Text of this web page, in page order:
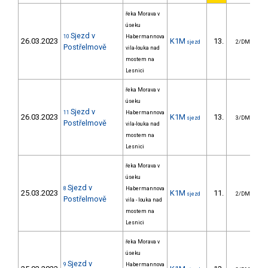
26.03.2023 10 Sjezd v
Postřelmově
řeka Morava v
úseku
Habermannova
vila-louka nad
mostem na
Lesnici
K1M sjezd 13. 2/DM
26.03.2023 11 Sjezd v
Postřelmově
řeka Morava v
úseku
Habermannova
vila-louka nad
mostem na
Lesnici
K1M sjezd 13. 3/DM
25.03.2023 8 Sjezd v
Postřelmově
řeka Morava v
úseku
Habermannova
vila - louka nad
mostem na
Lesnici
K1M sjezd 11. 2/DM
9 Sjezd v
řeka Morava v
úseku
Habermannova